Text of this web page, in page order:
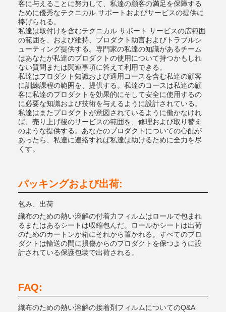
客に与えることに努力して、私達の顧客の満足を保障する
ために優秀なテクニカル サポートおよびサービスの提供に
捧げられる。
私達は取付けを含むテクニカル サポート サービスの広範囲
の範囲を、および維持、プロダクト助言およびトラブルシ
ューティング提供する。専門家の私達の知識があるチーム
はあなたが私達のプロダクトの使用について持つかもしれ
ない質問または関連事項に答えて利用できる。
私達はプロダクト知識および適用コースを含む私達の顧客
に訓練課程の範囲を、提供する。私達のコースは私達の顧
客に私達のプロダクトを効果的にそして安全に使用するの
に必要な知識および技術を与えるように設計されている。
私達はまたプロダクトが意図されているように働かなけれ
ば、売り上げ後のサービスの範囲を、修理および取り替え
のような提供する。あなたのプロダクトについての心配が
あったら、私達に連絡すれば私達は助けるために全力を尽
くす。
パッキングおよび出荷:
包み、出荷
織布のための熱い溶解の付着力フィルムはロールで包まれ
るまたはあるシートは収縮包んだ。ロールかシートは出荷
のためのカートンか箱にそれから置かれる。すべてのプロ
ダクトは輸送の間に損傷からのプロダクトを保つように設
計されている保護包装で出荷される。
FAQ:
織布のための熱い溶解の接着剤フィルムについてのQ&A